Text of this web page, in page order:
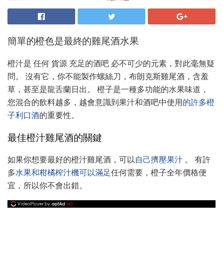
簡單的橙色是最終的雞尾酒水果
橙汁是 任何 貨源 充足的酒吧 必不可少的元素，對此毫無疑
問。 沒有它，你不能製作螺絲刀，布朗克斯雞尾酒，含羞
草，甚至是龍舌蘭日出。 橙子是一種多功能的水果味道，
您混合的飲料越多，越會意識到果汁和酒吧中使用的許多橙
子利口酒的重要性。
最佳橙汁雞尾酒的關鍵
如果你想要最好的橙汁雞尾酒，可以自己擠壓果汁 。 有許
多水果和柑橘榨汁機可以滿足任何需要，橙子全年價格便
宜，所以你不會出錯。